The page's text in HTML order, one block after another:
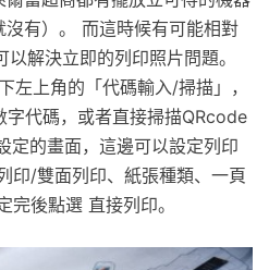
沒有）。 而這時候有可能相對
解決立即的列印照片問題。
左上角的「代碼輸入/掃描」，
字代碼，或者直接掃描QRcode
定的畫面，這邊可以設定列印
印/雙面列印、紙張種類、一頁
後點選 直接列印。